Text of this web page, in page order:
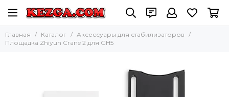
Главная Каталог
Аксессуары для стабилизаторов
Площадка Zhiyun Crane 2 для GH5